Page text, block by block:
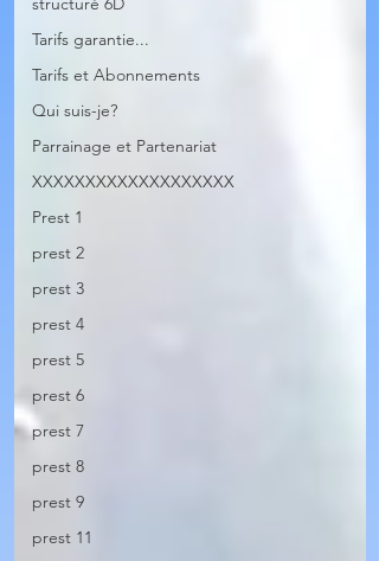
Tarifs garantie...
Tarifs et Abonnements
Qui suis-je?
Parrainage et Partenariat
XXXXXXXXXXXXXXXXXXX
Prest 1
prest 2
prest 3
prest 4
prest 5
prest 6
prest 7
prest 8
prest 9
prest 11